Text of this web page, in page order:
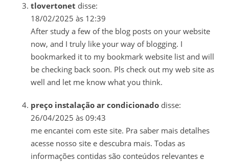
tlovertonet disse:
18/02/2025 às 12:39
After study a few of the blog posts on your website
now, and I truly like your way of blogging. I
bookmarked it to my bookmark website list and will
be checking back soon. Pls check out my web site as
well and let me know what you think.
preço instalação ar condicionado disse:
26/04/2025 às 09:43
me encantei com este site. Pra saber mais detalhes
acesse nosso site e descubra mais. Todas as
informações contidas são conteúdos relevantes e